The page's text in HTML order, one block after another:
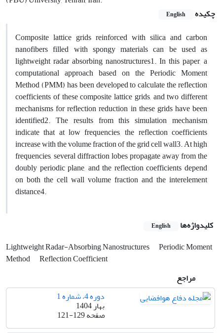
چکیده
English
Composite lattice grids reinforced with silica and carbon
nanofibers filled with spongy materials can be used as
lightweight radar absorbing nanostructures1. In this paper, a
computational approach based on the Periodic Moment
Method (PMM) has been developed to calculate the reflection
coefficients of these composite lattice grids, and two different
mechanisms for reflection reduction in these grids have been
identified2. The results from this simulation mechanism
indicate that at low frequencies, the reflection coefficients
increase with the volume fraction of the grid cell wall3. At high
frequencies, several diffraction lobes propagate away from the
doubly periodic plane, and the reflection coefficients depend
on both the cell wall volume fraction and the interelement
distance4.
کلیدواژه‌ها English
Lightweight Radar-Absorbing Nanostructures
Periodic Moment
Method
Reflection Coefficient
مراجع
دوره 4، شماره 1
بهار 1404
صفحه121-129